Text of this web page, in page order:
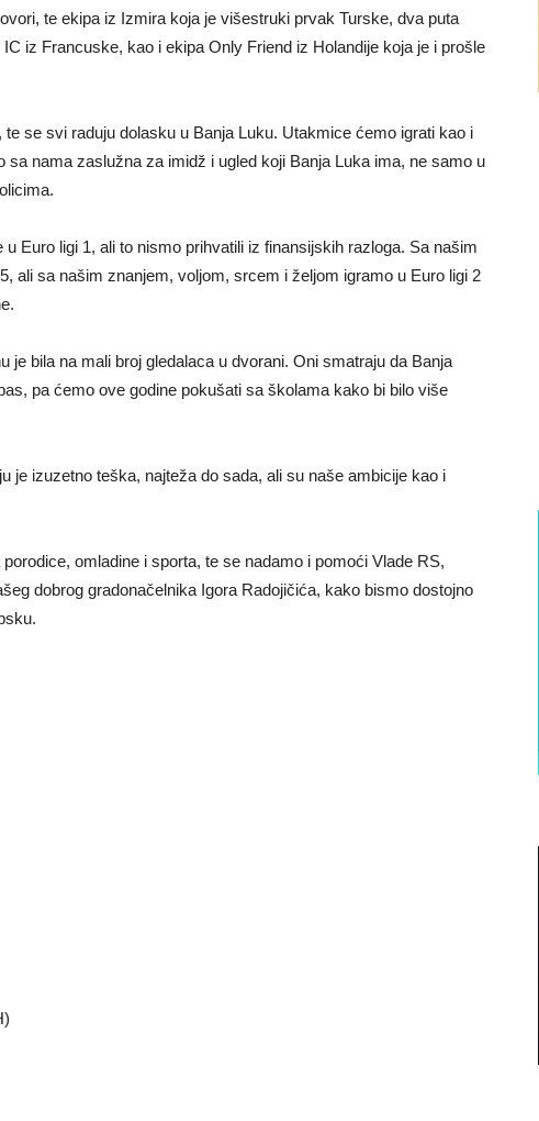
te ekipa iz Izmira koja je višestruki prvak Turske, dva puta
iz Francuske, kao i ekipa Only Friend iz Holandije koja je i prošle
se svi raduju dolasku u Banja Luku. Utakmice ćemo igrati kao i
sa nama zaslužna za imidž i ugled koji Banja Luka ima, ne samo u
Euro ligi 1, ali to nismo prihvatili iz finansijskih razloga. Sa našim
ali sa našim znanjem, voljom, srcem i željom igramo u Euro ligi 2
je bila na mali broj gledalaca u dvorani. Oni smatraju da Banja
pa ćemo ove godine pokušati sa školama kako bi bilo više
je izuzetno teška, najteža do sada, ali su naše ambicije kao i
omladine i sporta, te se nadamo i pomoći Vlade RS,
dobrog gradonačelnika Igora Radojičića, kako bismo dostojno